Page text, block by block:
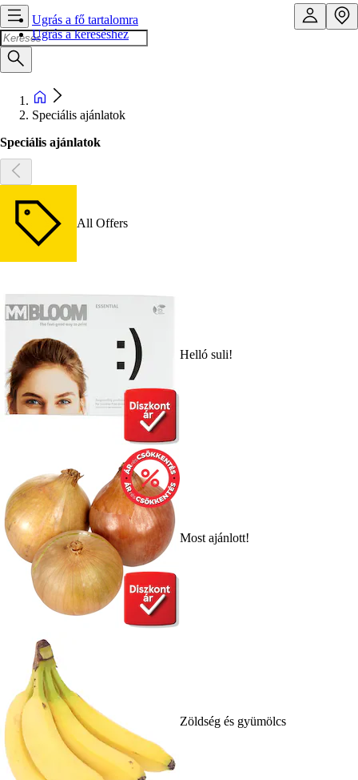
Ugrás a fő tartalomra
Ugrás a kereséshez
Speciális ajánlatok
Speciális ajánlatok
All Offers
Helló suli!
Most ajánlott!
Zöldség és gyümölcs